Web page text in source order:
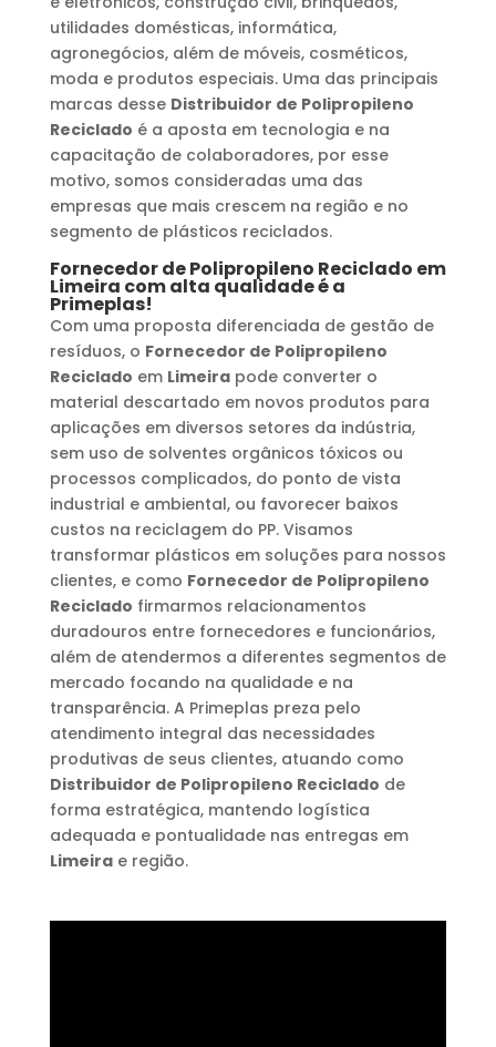
utilidades domésticas, informática,
agronegócios, além de móveis, cosméticos,
moda e produtos especiais. Uma das principais
marcas desse Distribuidor de Polipropileno
Reciclado é a aposta em tecnologia e na
capacitação de colaboradores, por esse
motivo, somos consideradas uma das
empresas que mais crescem na região e no
segmento de plásticos reciclados.
Fornecedor de Polipropileno Reciclado em
Limeira com alta qualidade é a
Primeplas!
Com uma proposta diferenciada de gestão de
resíduos, o Fornecedor de Polipropileno
Reciclado em Limeirapode converter o
material descartado em novos produtos para
aplicações em diversos setores da indústria,
sem uso de solventes orgânicos tóxicos ou
processos complicados, do ponto de vista
industrial e ambiental, ou favorecer baixos
custos na reciclagem do PP. Visamos
transformar plásticos em soluções para nossos
clientes, e como Fornecedor de Polipropileno
Reciclado firmarmos relacionamentos
duradouros entre fornecedores e funcionários,
além de atendermos a diferentes segmentos de
mercado focando na qualidade e na
transparência. A Primeplas preza pelo
atendimento integral das necessidades
produtivas de seus clientes, atuando como
Distribuidor de Polipropileno Reciclado de
forma estratégica, mantendo logística
adequada e pontualidade nas entregas em
Limeirae região.